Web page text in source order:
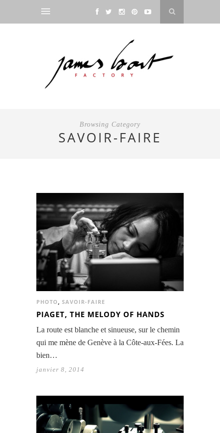
Browsing Category
SAVOIR-FAIRE
PHOTO, SAVOIR-FAIRE
PIAGET, THE MELODY OF HANDS
La route est blanche et sinueuse, sur le chemin
qui me mène de Genève à la Côte-aux-Fées. La
bien…
janvier 8, 2014